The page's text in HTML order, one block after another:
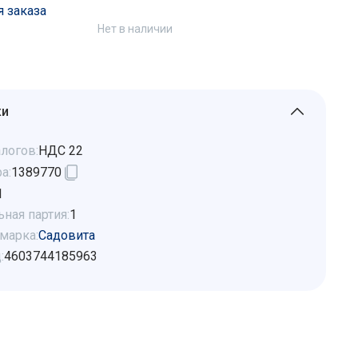
заказа
Нет в наличии
НДС 22
1389770
партия:1
Садовита
4603744185963